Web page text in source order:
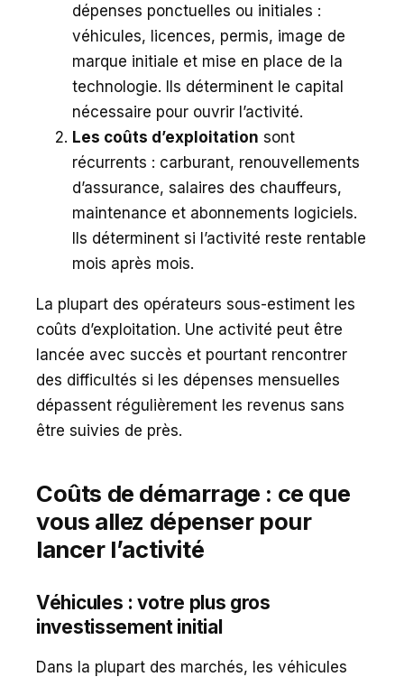
dépenses ponctuelles ou initiales :
véhicules, licences, permis, image de
marque initiale et mise en place de la
technologie. Ils déterminent le capital
nécessaire pour ouvrir l’activité.
Les coûts d’exploitation sont
récurrents : carburant, renouvellements
d’assurance, salaires des chauffeurs,
maintenance et abonnements logiciels.
Ils déterminent si l’activité reste rentable
mois après mois.
La plupart des opérateurs sous-estiment les
coûts d’exploitation. Une activité peut être
lancée avec succès et pourtant rencontrer
des difficultés si les dépenses mensuelles
dépassent régulièrement les revenus sans
être suivies de près.
Coûts de démarrage : ce que
vous allez dépenser pour
lancer l’activité
Véhicules : votre plus gros
investissement initial
Dans la plupart des marchés, les véhicules